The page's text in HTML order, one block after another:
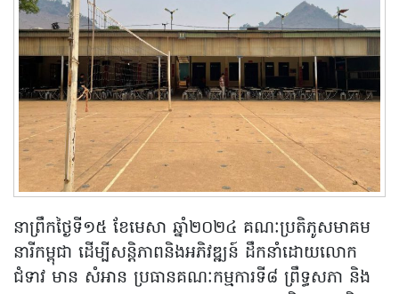
នាព្រឹកថ្ងៃទី១៥ ខែមេសា ឆ្នាំ២០២៤ គណៈប្រតិភូសមាគម
នារីកម្ពុជា ដើម្បីសន្តិភាពនិងអភិវឌ្ឍន៍ ដឹកនាំដោយលោក
ជំទាវ មាន សំអាន ប្រធានគណៈកម្មការទី៨ ព្រឹទ្ធសភា និង